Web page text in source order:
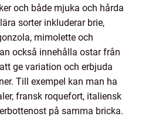
och både mjuka och hårda
sorter inkluderar brie,
mimolette och
också innehålla ostar från
ge variation och erbjuda
Till exempel kan man ha
fransk roquefort, italiensk
på samma bricka.